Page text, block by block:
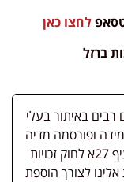
לחצו כאן
ברזל
באיתור בעלי
ופורסמה מדיה
שבעליה אינו ידוע, השימוש נעשה לפי סעיף 27א לחוק זכויות
אלינו לצורך הוספת